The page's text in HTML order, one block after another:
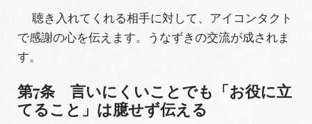
聴き入れてくれる相手に対して、アイコンタクト
で感謝の心を伝えます。うなずきの交流が成されま
す。
第7条 言いにくいことでも「お役に立
てること」は臆せず伝える